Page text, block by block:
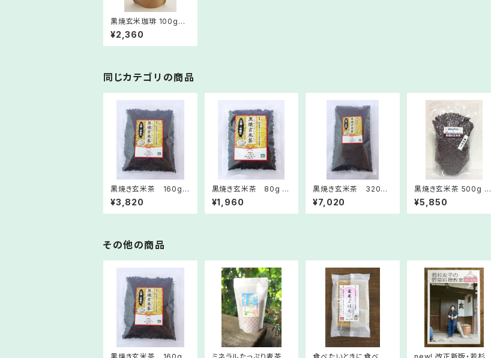
黒焼玄米珈琲 100g
(パウダータイプ）
¥2,360
同じカテゴリの商品
黒焼き玄米茶 160g
土鍋の手作り
¥3,820
黒焼き玄米茶 80g 土
鍋の手作り
¥1,960
黒焼き玄米茶 320g
土鍋の手作り
¥7,020
黒焼き玄米茶 500g 機
械焙煎
¥5,850
その他の商品